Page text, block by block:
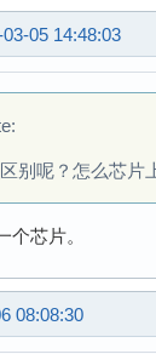
03-05 14:48:03
别呢？怎么芯片
个芯片。
08:08:30